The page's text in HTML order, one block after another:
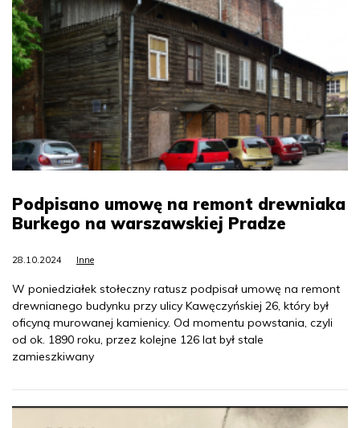
Podpisano umowę na remont drewniaka
Burkego na warszawskiej Pradze
28.10.2024 Inne
W poniedziałek stołeczny ratusz podpisał umowę na remont
drewnianego budynku przy ulicy Kawęczyńskiej 26, który był
oficyną murowanej kamienicy. Od momentu powstania, czyli
od ok. 1890 roku, przez kolejne 126 lat był stale
zamieszkiwany